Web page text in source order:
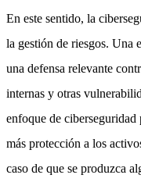
En este sentido, la
la gestión de riesgos. Una
una defensa relevante
internas y otras
enfoque de ciberseguridad
más protección a los
caso de que se produzca